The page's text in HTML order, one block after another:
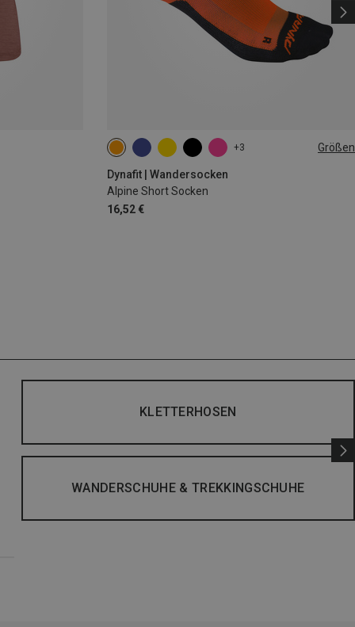
+3 Größen
Dynafit | Wandersocken
Alpine Short Socken
16,52 €
35|36|37|38 39|40|41|42
KLETTERHOSEN
WANDERSCHUHE & TREKKINGSCHUHE